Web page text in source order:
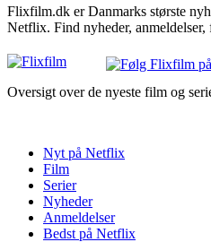
Flixfilm.dk er Danmarks største
Netflix. Find nyheder, anmeldelser,
Oversigt over de nyeste film og
Nyt på Netflix
Film
Serier
Nyheder
Anmeldelser
Bedst på Netflix